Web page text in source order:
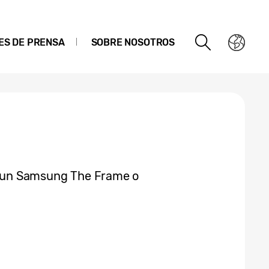
DE PRENSA SOBRE NOSOTROS
Samsung The Frame o